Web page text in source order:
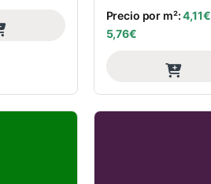
Precio por m²:4,11€
5,76€